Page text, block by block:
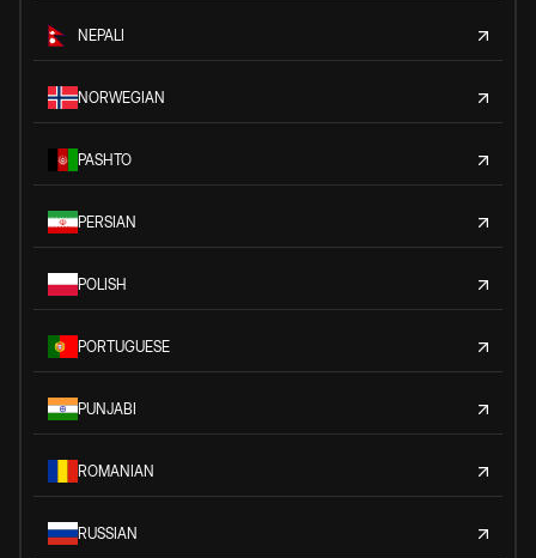
NEPALI
NORWEGIAN
PASHTO
PERSIAN
POLISH
PORTUGUESE
PUNJABI
ROMANIAN
RUSSIAN